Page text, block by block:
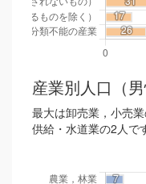
産業別人口（男
最大は卸売業，小売
供給・水道業の2人で